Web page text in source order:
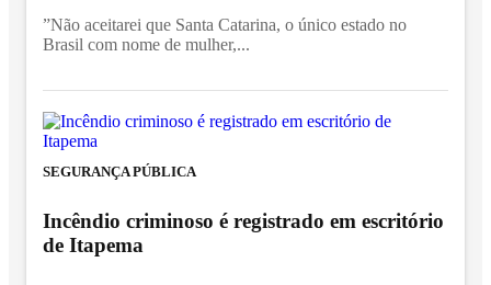
”Não aceitarei que Santa Catarina, o único estado no
Brasil com nome de mulher,...
SEGURANÇA PÚBLICA
Incêndio criminoso é registrado em escritório
de Itapema